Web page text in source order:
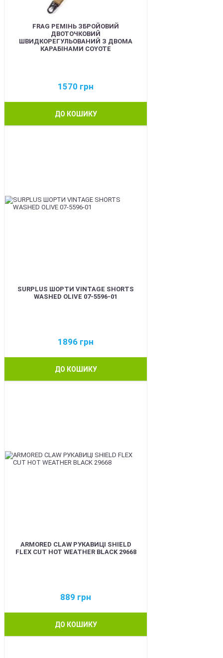
FRAG РЕМІНЬ ЗБРОЙОВИЙ
ДВОТОЧКОВИЙ
ШВИДКОРЕГУЛЬОВАНИЙ З ДВОМА
КАРАБІНАМИ COYOTE
1570 грн
ДО КОШИКУ
SURPLUS ШОРТИ VINTAGE SHORTS
WASHED OLIVE 07-5596-01
1896 грн
ДО КОШИКУ
ARMORED CLAW РУКАВИЦІ SHIELD
FLEX CUT HOT WEATHER BLACK 29668
889 грн
ДО КОШИКУ